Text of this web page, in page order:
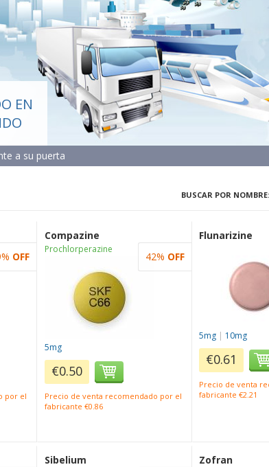
EN
a su puerta
BUSCAR POR NOMBRE:
por el
OFF
Compazine
Prochlorperazine
5mg
€0.50
Precio de venta recomendado por el
fabricante €0.86
42% OFF
Flunarizine
5mg | 10mg
€0.61
Precio de venta
fabricante €2.21
Sibelium Zofran